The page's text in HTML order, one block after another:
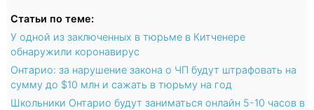
Статьи по теме:
У одной из заключенных в тюрьме в Китченере
обнаружили коронавирус
Онтарио: за нарушение закона о ЧП будут штрафовать на
сумму до $10 млн и сажать в тюрьму на год
Школьники Онтарио будут заниматься онлайн 5-10 часов в